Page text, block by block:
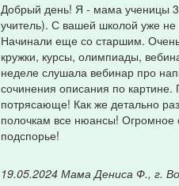
Добрый день! Я - мама ученицы
учитель). С вашей школой уже не
Начинали еще со старшим.
кружки, курсы, олимпиады,
неделе слушала вебинар про
сочинения описания по картине.
потрясающе! Как же детально
полочкам все нюансы! Огромное
подспорье!
19.05.2024Мама Дениса Ф., г.